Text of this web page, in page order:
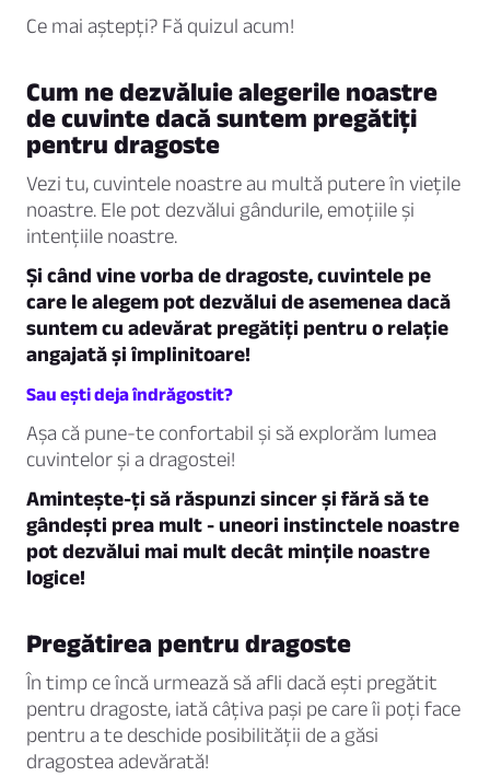
Ce mai aștepți? Fă quizul acum!
Cum ne dezvăluie alegerile noastre
de cuvinte dacă suntem pregătiți
pentru dragoste
Vezi tu, cuvintele noastre au multă putere în viețile
noastre. Ele pot dezvălui gândurile, emoțiile și
intențiile noastre.
Și când vine vorba de dragoste, cuvintele pe
care le alegem pot dezvălui de asemenea dacă
suntem cu adevărat pregătiți pentru o relație
angajată și împlinitoare!
Sau ești deja îndrăgostit?
Așa că pune-te confortabil și să explorăm lumea
cuvintelor și a dragostei!
Amintește-ți să răspunzi sincer și fără să te
gândești prea mult - uneori instinctele noastre
pot dezvălui mai mult decât mințile noastre
logice!
Pregătirea pentru dragoste
În timp ce încă urmează să afli dacă ești pregătit
pentru dragoste, iată câțiva pași pe care îi poți face
pentru a te deschide posibilității de a găsi
dragostea adevărată!